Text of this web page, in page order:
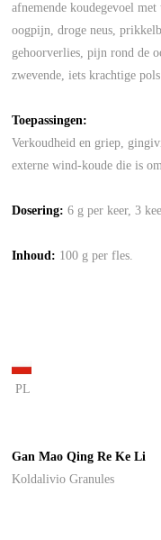
afnemende koudegevoel
oogpijn, droge neus,
gehoorverlies, pijn rond de
zwevende, iets krachtige
Toepassingen:
Verkoudheid en griep,
externe wind-koude die is
Dosering:6 g per keer, 3
Inhoud: 100 g per fles.
PL
Gan Mao Qing Re Ke Li
Koldalivio Granules